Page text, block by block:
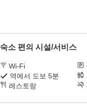
숙소 편의 시설/서비스
Wi-Fi
역에서 도보 5분
레스토랑